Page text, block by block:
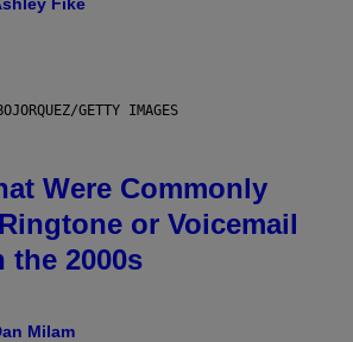
GETTY IMAGES
Were Commonly
or Voicemail
the 2000s
Milam